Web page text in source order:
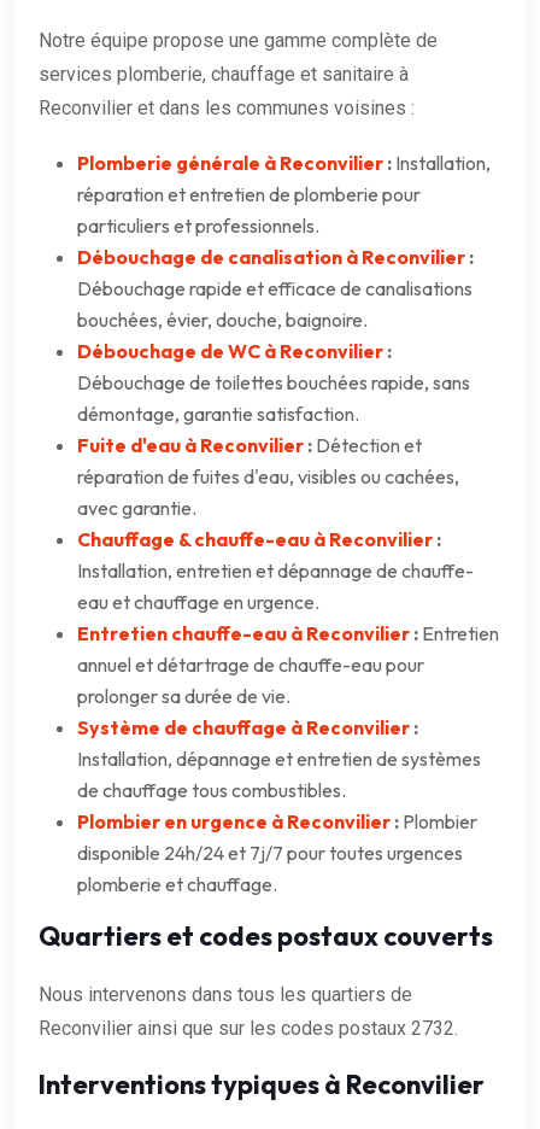
Notre équipe propose une gamme complète de
services plomberie, chauffage et sanitaire à
Reconvilier et dans les communes voisines :
Plomberie générale à Reconvilier : Installation,
réparation et entretien de plomberie pour
particuliers et professionnels.
Débouchage de canalisation à Reconvilier :
Débouchage rapide et efficace de canalisations
bouchées, évier, douche, baignoire.
Débouchage de WC à Reconvilier :
Débouchage de toilettes bouchées rapide, sans
démontage, garantie satisfaction.
Fuite d'eau à Reconvilier : Détection et
réparation de fuites d'eau, visibles ou cachées,
avec garantie.
Chauffage & chauffe-eau à Reconvilier :
Installation, entretien et dépannage de chauffe-
eau et chauffage en urgence.
Entretien chauffe-eau à Reconvilier : Entretien
annuel et détartrage de chauffe-eau pour
prolonger sa durée de vie.
Système de chauffage à Reconvilier :
Installation, dépannage et entretien de systèmes
de chauffage tous combustibles.
Plombier en urgence à Reconvilier : Plombier
disponible 24h/24 et 7j/7 pour toutes urgences
plomberie et chauffage.
Quartiers et codes postaux couverts
Nous intervenons dans tous les quartiers de
Reconvilier ainsi que sur les codes postaux 2732.
Interventions typiques à Reconvilier